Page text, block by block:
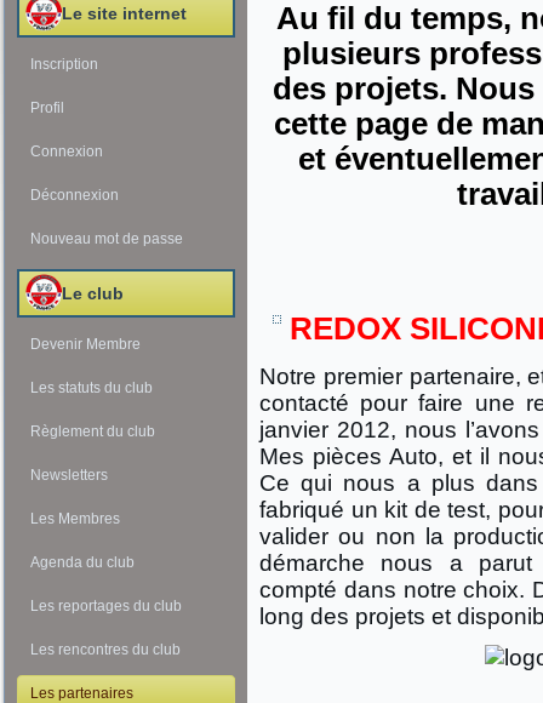
Le site internet
Inscription
Profil
Connexion
Déconnexion
Nouveau mot de passe
Le club
Devenir Membre
Les statuts du club
Règlement du club
Newsletters
Les Membres
Agenda du club
Les reportages du club
Les rencontres du club
Les partenaires
Au fil du temps,
plusieurs
des projets.
cette page de
et
REDOX
Notre premier partenaire,
contacté pour faire une
janvier 2012, nous
Mes pièces Auto, et il
Ce qui nous a plus
fabriqué un kit de test,
valider ou non la
démarche nous a
compté dans notre choix.
long des projets et